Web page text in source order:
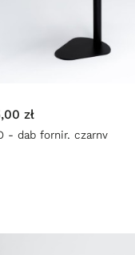
zł
- dąb fornir, czarny